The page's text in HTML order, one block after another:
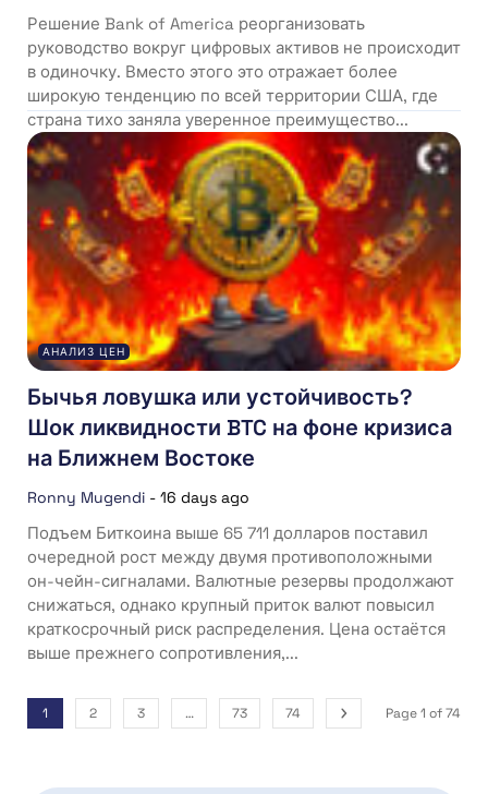
Решение Bank of America реорганизовать
руководство вокруг цифровых активов не происходит
в одиночку. Вместо этого это отражает более
широкую тенденцию по всей территории США, где
страна тихо заняла уверенное преимущество...
АНАЛИЗ ЦЕН
Бычья ловушка или устойчивость?
Шок ликвидности BTC на фоне кризиса
на Ближнем Востоке
Ronny Mugendi - 16 days ago
Подъем Биткоина выше 65 711 долларов поставил
очередной рост между двумя противоположными
он-чейн-сигналами. Валютные резервы продолжают
снижаться, однако крупный приток валют повысил
краткосрочный риск распределения. Цена остаётся
выше прежнего сопротивления,...
1 2 3 … 73 74 Page 1 of 74